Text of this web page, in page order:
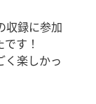
収録に参加
す！
く楽しかっ